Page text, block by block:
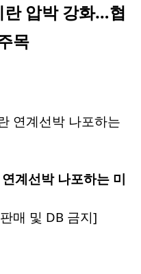
란 압박 강화…협
목
계선박 나포하는 미
매 및 DB 금지]